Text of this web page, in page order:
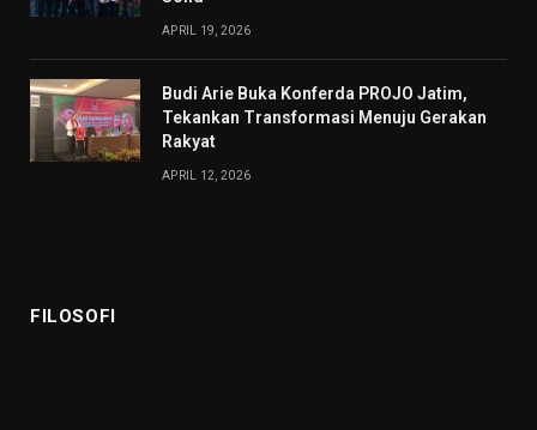
APRIL 19, 2026
Budi Arie Buka Konferda PROJO Jatim,
Tekankan Transformasi Menuju Gerakan
Rakyat
APRIL 12, 2026
FILOSOFI